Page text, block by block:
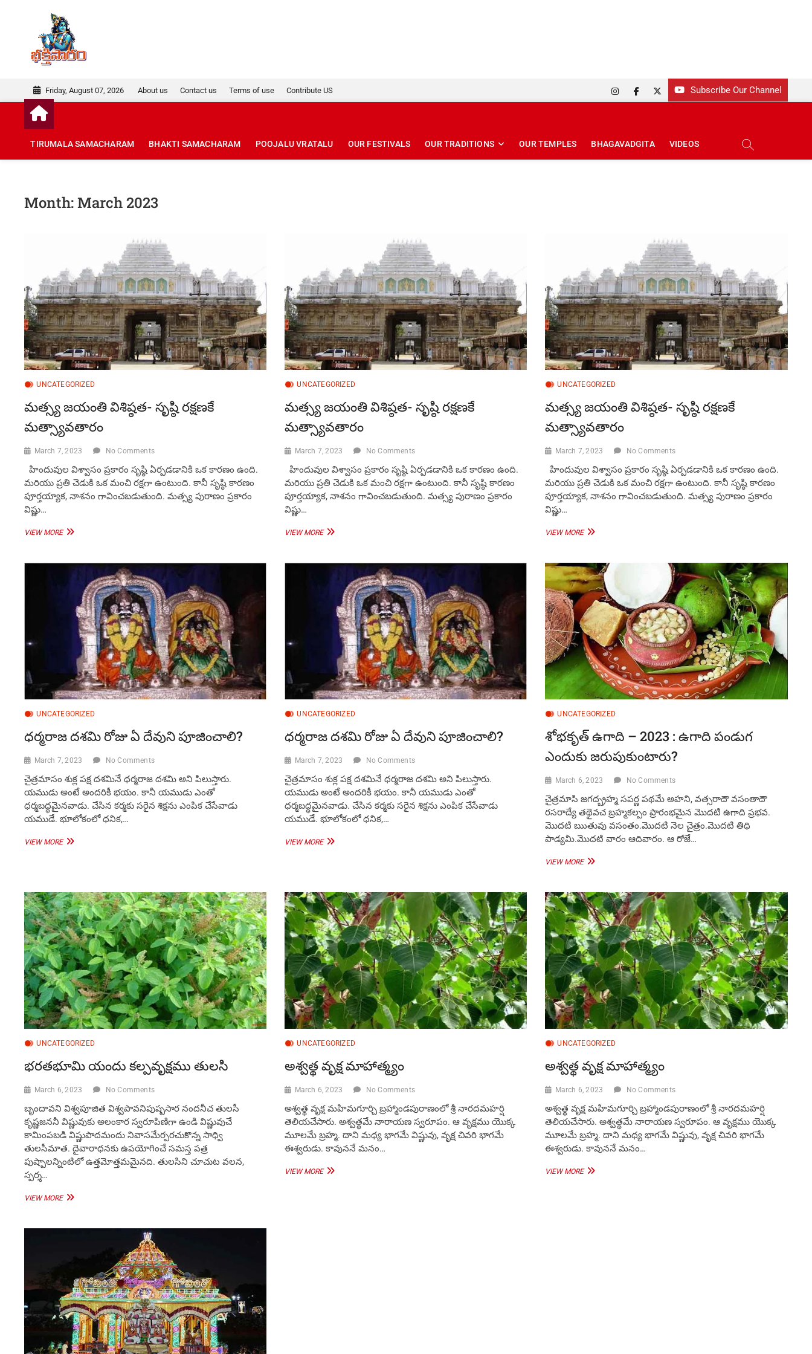
Friday, August 07, 2026 About us Contact us Terms of use Contribute US Subscribe Our Channel
Instagram
Facebook
Twitter
TIRUMALA SAMACHARAM BHAKTI SAMACHARAM POOJALU VRATALU OUR FESTIVALS OUR TRADITIONS OUR TEMPLES BHAGAVADGITA VIDEOS
Month:March 2023
UNCATEGORIZED
మత్స్య జయంతి విశిష్ఠత- సృష్ఠి రక్షణకే
మత్స్యావతారం
March 7, 2023 No Comments
హిందువుల విశ్వాసం ప్రకారం సృష్ఠి ఏర్పడడానికి ఒక కారణం ఉంది.
మరియు ప్రతి చెడుకి ఒక మంచి రక్షగా ఉంటుంది. కానీ సృష్ఠి కారణం
పూర్తయ్యాక, నాశనం గావించబడుతుంది. మత్స్య పురాణం ప్రకారం
విష్ణు…
VIEW MOREమత్స్య
సృష్ఠి
మత్స్యావతారం
UNCATEGORIZED
మత్స్య జయంతి విశిష్ఠత- సృష్ఠి రక్షణకే
మత్స్యావతారం
March 7, 2023 No Comments
హిందువుల విశ్వాసం ప్రకారం సృష్ఠి ఏర్పడడానికి ఒక కారణం ఉంది.
మరియు ప్రతి చెడుకి ఒక మంచి రక్షగా ఉంటుంది. కానీ సృష్ఠి కారణం
పూర్తయ్యాక, నాశనం గావించబడుతుంది. మత్స్య పురాణం ప్రకారం
విష్ణు…
VIEW MOREమత్స్య
సృష్ఠి
మత్స్యావతారం
UNCATEGORIZED
మత్స్య జయంతి విశిష్ఠత- సృష్ఠి రక్షణకే
మత్స్యావతారం
March 7, 2023 No Comments
హిందువుల విశ్వాసం ప్రకారం సృష్ఠి ఏర్పడడానికి ఒక కారణం ఉంది.
మరియు ప్రతి చెడుకి ఒక మంచి రక్షగా ఉంటుంది. కానీ సృష్ఠి కారణం
పూర్తయ్యాక, నాశనం గావించబడుతుంది. మత్స్య పురాణం ప్రకారం
విష్ణు…
VIEW MOREమత్స్య
సృష్ఠి
రక్షణకే
మత్స్యావతారం
UNCATEGORIZED
ధర్మరాజ దశమి రోజు ఏ దేవుని పూజించాలి?
March 7, 2023 No Comments
చైత్రమాసం శుక్ల పక్ష దశమినే ధర్మరాజ దశమి అని పిలుస్తారు.
యముడు అంటే అందరికీ భయం. కానీ యముడు ఎంతో
ధర్మబద్ధమైనవాడు. చేసిన కర్మకు సరైన శిక్షను ఎంపిక చేసేవాడు
యముడే. భూలోకంలో ధనిక,…
VIEW MOREధర్మరాజ
పూజించాలి?
UNCATEGORIZED
ధర్మరాజ దశమి రోజు ఏ దేవుని పూజించాలి?
March 7, 2023 No Comments
చైత్రమాసం శుక్ల పక్ష దశమినే ధర్మరాజ దశమి అని పిలుస్తారు.
యముడు అంటే అందరికీ భయం. కానీ యముడు ఎంతో
ధర్మబద్ధమైనవాడు. చేసిన కర్మకు సరైన శిక్షను ఎంపిక చేసేవాడు
యముడే. భూలోకంలో ధనిక,…
VIEW MOREధర్మరాజ
పూజించాలి?
UNCATEGORIZED
శోభకృత్ ఉగాది – 2023 : ఉగాది పండుగ
ఎందుకు జరుపుకుంటారు?
March 6, 2023 No Comments
చైత్రమాసి జగద్బ్రహ్మ సపర్ణ పథమే అహని, వత్సరాదౌ వసంతాదౌ
రసరాద్యే తథైవచ బ్రహ్మకల్పం ప్రారంభమైన మొదటి ఉగాది ప్రభవ.
మొదటి ఋతువు వసంతం.మొదటి నెల చైత్రం.మొదటి తిథి
పాడ్యమి.మొదటి వారం ఆదివారం. ఆ రోజే…
VIEW MOREశోభకృత్
2023
:
ఉగాది
పండుగ
ఎందుకు
జరుపుకుంటారు?
UNCATEGORIZED
భరతభూమి యందు కల్పవృక్షము తులసి
March 6, 2023 No Comments
బృందావని విశ్వపూజిత విశ్వపావనిపుష్పసార నందనీచ తులసీ
కృష్ణజననీ విష్ణువుకు అలంకార స్వరూపిణిగా ఉండి విష్ణువుచే
కామింపబడి విష్ణుపాదమందు నివాసమేర్పరచుకొన్న సాధ్వి
తులసీమాత. దైవారాధనకు ఉపయోగించే సమస్త పత్ర
పుష్పాలన్నింటిలో ఉత్తమోత్తమమైనది. తులసిని చూచుట వలన,
స్పర్శ…
VIEW MOREభరతభూమి
తులసి
UNCATEGORIZED
అశ్వత్థ వృక్ష మాహాత్మ్యం
March 6, 2023 No Comments
అశ్వత్థ వృక్ష మహిమగూర్చి బ్రహ్మాండపురాణంలో శ్రీ నారదమహర్షి
తెలియచేసారు. అశ్వత్థమే నారాయణ స్వరూపం. ఆ వృక్షము యొక్క
మూలమే బ్రహ్మ. దాని మధ్య భాగమే విష్ణువు, వృక్ష చివరి భాగమే
ఈశ్వరుడు. కావుననే మనం…
VIEW MOREఅశ్వత్థ
UNCATEGORIZED
అశ్వత్థ వృక్ష మాహాత్మ్యం
March 6, 2023 No Comments
అశ్వత్థ వృక్ష మహిమగూర్చి బ్రహ్మాండపురాణంలో శ్రీ నారదమహర్షి
తెలియచేసారు. అశ్వత్థమే నారాయణ స్వరూపం. ఆ వృక్షము యొక్క
మూలమే బ్రహ్మ. దాని మధ్య భాగమే విష్ణువు, వృక్ష చివరి భాగమే
ఈశ్వరుడు. కావుననే మనం…
VIEW MOREఅశ్వత్థ